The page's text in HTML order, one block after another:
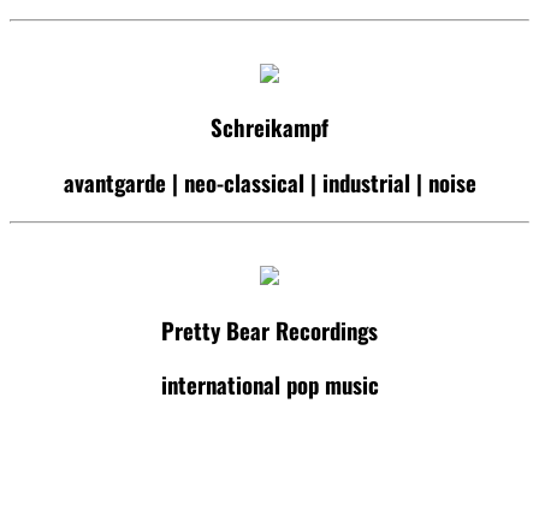
Schreikampf
avantgarde | neo-classical | industrial | noise
Pretty Bear Recordings
international pop music